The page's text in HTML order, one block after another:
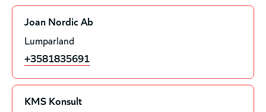
Joan Nordic Ab
Lumparland
+3581835691
KMS Konsult